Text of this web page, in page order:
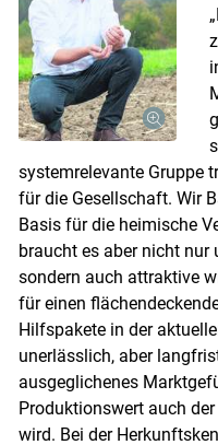
systemrelevante Gruppe
für die Gesellschaft. Wir
Basis für die heimische
braucht es aber nicht nur
sondern auch attraktive
für einen
Hilfspakete in der
unerlässlich, aber
ausgeglichenes
Produktionswert auch
wird. Bei der